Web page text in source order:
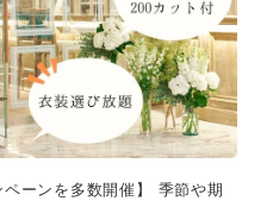
ペーンを多数開催】 季節や期